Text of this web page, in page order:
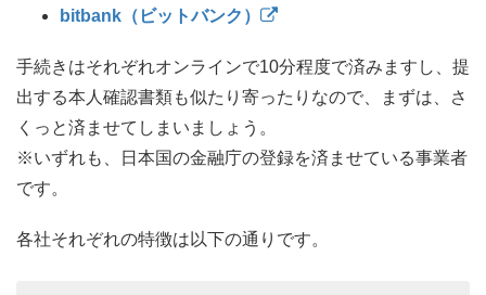
bitbank（ビットバンク）
手続きはそれぞれオンラインで10分程度で済みますし、提
出する本人確認書類も似たり寄ったりなので、まずは、さ
くっと済ませてしまいましょう。
※いずれも、日本国の金融庁の登録を済ませている事業者
です。
各社それぞれの特徴は以下の通りです。